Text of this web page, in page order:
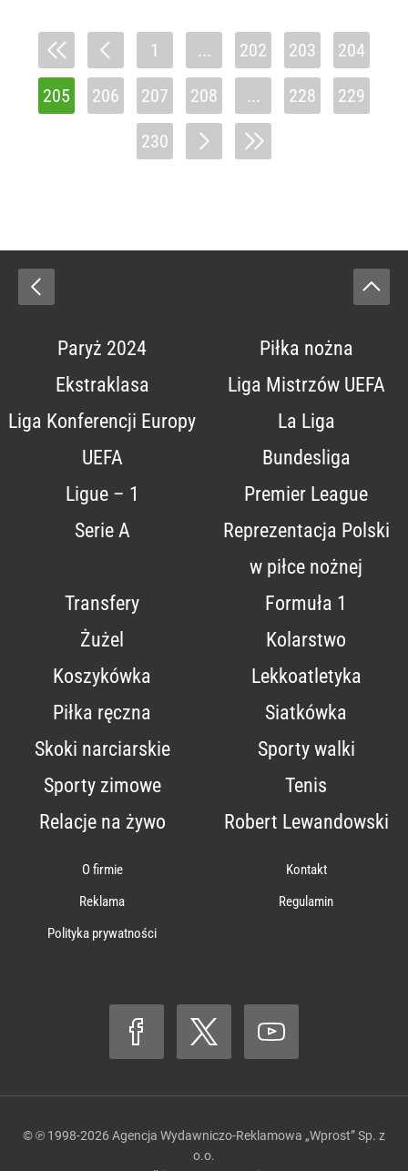
1 ... 202 203 204
205 206 207 208 ... 228 229
230
Paryż 2024
Piłka nożna
Ekstraklasa
Liga Mistrzów UEFA
Liga Konferencji Europy
UEFA
La Liga
Bundesliga
Ligue – 1
Premier League
Serie A
Reprezentacja Polski
w piłce nożnej
Transfery
Formuła 1
Żużel
Kolarstwo
Koszykówka
Lekkoatletyka
Piłka ręczna
Siatkówka
Skoki narciarskie
Sporty walki
Sporty zimowe
Tenis
Relacje na żywo
Robert Lewandowski
O firmie
Kontakt
Reklama
Regulamin
Polityka prywatności
© ℗ 1998-2026 Agencja Wydawniczo-Reklamowa „Wprost” Sp. z
o.o.